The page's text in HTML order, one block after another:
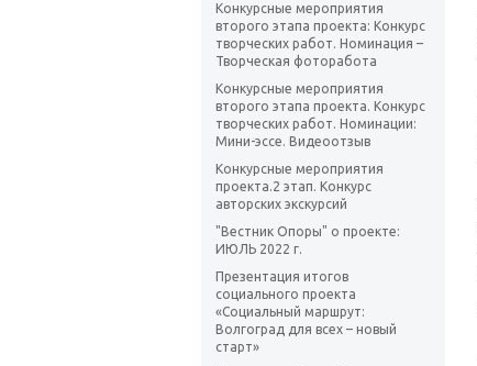
Конкурсные мероприятия
второго этапа проекта: Конкурс
творческих работ. Номинация –
Творческая фоторабота
Конкурсные мероприятия
второго этапа проекта. Конкурс
творческих работ. Номинации:
Мини-эссе. Видеоотзыв
Конкурсные мероприятия
проекта.2 этап. Конкурс
авторских экскурсий
"Вестник Опоры" о проекте:
ИЮЛЬ 2022 г.
Презентация итогов
социального проекта
«Социальный маршрут:
Волгоград для всех – новый
старт»